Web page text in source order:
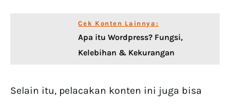
Cek Konten Lainnya:
Apa itu Wordpress? Fungsi,
Kelebihan & Kekurangan
Selain itu, pelacakan konten ini juga bisa